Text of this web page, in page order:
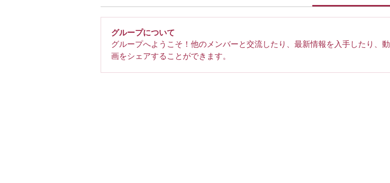
グループについて
グループへようこそ！他のメンバーと交流したり、最新情報を入手したり、動
画をシェアすることができます。